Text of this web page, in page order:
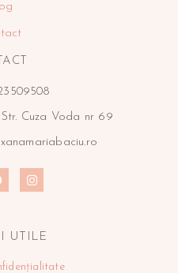
Cuza Voda nr 69
UTILE